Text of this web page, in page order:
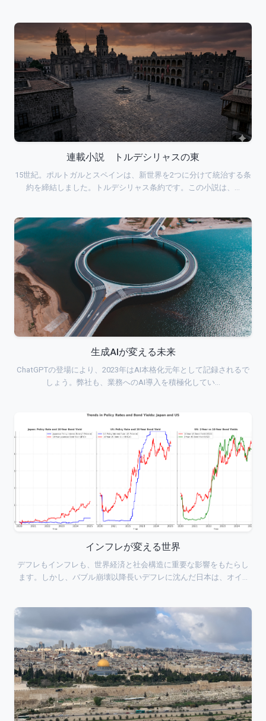
連載小説 トルデシリャスの東
15世紀。ポルトガルとスペインは、新世界を2つに分けて統治する条
約を締結しました。トルデシリャス条約です。この小説は、…
生成AIが変える未来
ChatGPTの登場により、2023年はAI本格化元年として記録されるで
しょう。弊社も、業務へのAI導入を積極化してい…
インフレが変える世界
デフレもインフレも、世界経済と社会構造に重要な影響をもたらし
ます。しかし、バブル崩壊以降長いデフレに沈んだ日本は、オイ…